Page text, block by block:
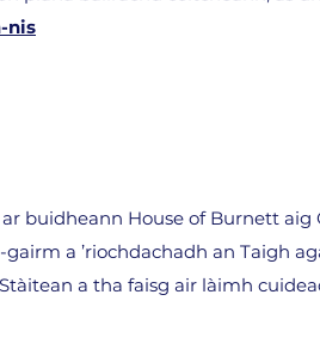
nis
buidheann House of Burnett aig
a ’riochdachadh an Taigh
a tha faisg air làimh